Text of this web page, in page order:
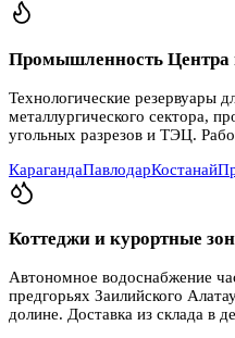
Промышленность Центра
Технологические резервуары
металлургического сектора,
угольных разрезов и ТЭЦ.
КарагандаПавлодарКостанай
Коттеджи и курортные
Автономное водоснабжение
предгорьях Заилийского
долине. Доставка из склада в